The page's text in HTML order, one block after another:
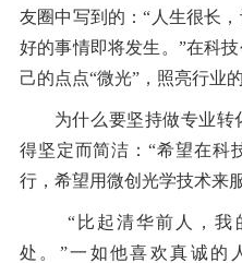
友圈中写到的：“人生很长
好的事情即将发生。”在科
己的点点“微光”，照亮行业
为什么要坚持做专业转
得坚定而简洁：“希望在科
行，希望用微创光学技术来
“比起清华前人，我
处。”一如他喜欢真诚的